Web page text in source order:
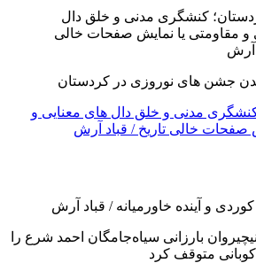
شدن جشن های نوروزی در کردستان
مدنی و خلق دال های معنایی و
صفحات خالی تاریخ / قباد آرش
بارزانی سیاەجامگان احمد شرع را
متوقف کرد